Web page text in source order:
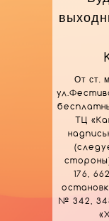
От ст.
ТЦ
176,
№ 342,